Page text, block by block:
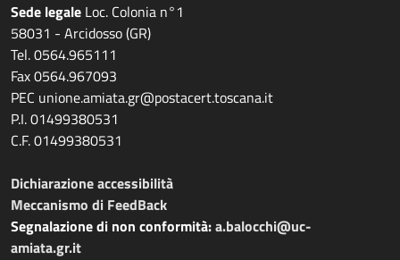
Sede legale Loc. Colonia n°1
58031 - Arcidosso (GR)
Tel. 0564.965111
Fax 0564.967093
PEC unione.amiata.gr@postacert.toscana.it
P.I. 01499380531
C.F. 01499380531
Dichiarazione accessibilità
Meccanismo di FeedBack
Segnalazione di non conformità:a.balocchi@uc-
amiata.gr.it